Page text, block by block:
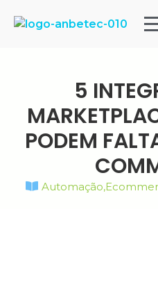
5
PODEM
Automação,